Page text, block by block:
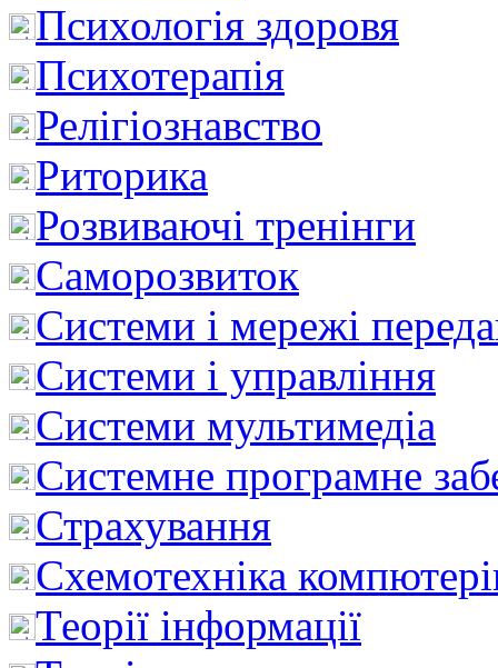
Психологія здоровя
Психотерапія
Релігіознавство
Риторика
Розвиваючі тренінги
Саморозвиток
Системи і мережі
Системи і управління
Системи мультимедіа
Системне програмне
Страхування
Схемотехніка
Теорії інформації